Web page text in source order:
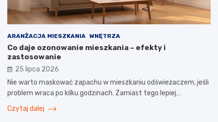
ARANŻACJA MIESZKANIA WNĘTRZA
Co daje ozonowanie mieszkania – efekty i
zastosowanie
25 lipca 2026
Nie warto maskować zapachu w mieszkaniu odświeżaczem, jeśli
problem wraca po kilku godzinach. Zamiast tego lepiej…
Czytaj dalej